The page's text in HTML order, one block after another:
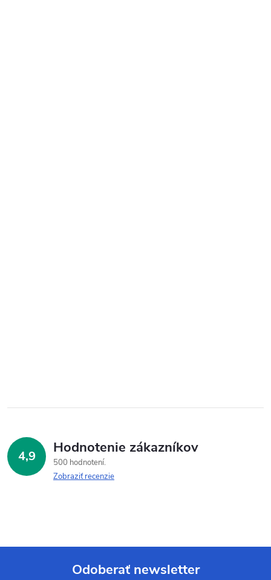
4,9 Hodnotenie zákazníkov
500 hodnotení
Zobraziť recenzie
Odoberať newsletter